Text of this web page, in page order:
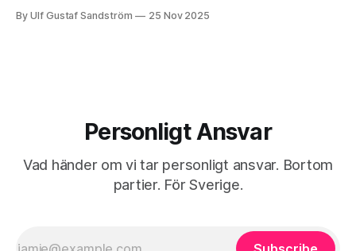
generationer, har samiska föräldrar eller två utrikes födda
By Ulf Gustaf Sandström 25 Nov 2025
Personligt Ansvar
Vad händer om vi tar personligt ansvar. Bortom
partier. För Sverige.